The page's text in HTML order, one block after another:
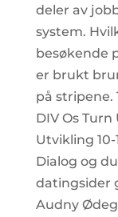
deler av
system.
besøkende
er brukt
på stripene.
DIV Os Turn
Utvikling 10-
Dialog og
datingsider
Audny